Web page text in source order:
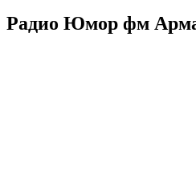
Радио Юмор фм